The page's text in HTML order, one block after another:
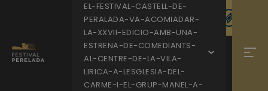
EL-FESTIVAL-CASTELL-DE-
PERALADA-VA-ACOMIADAR-
LA-XXVII-EDICIO-AMB-UNA-
ESTRENA-DE-COMEDIANTS-
AL-CENTRE-DE-LA-VILA-
LIRICA-A-LESGLESIA-DEL-
CARME-I-EL-GRUP-MANEL-A-